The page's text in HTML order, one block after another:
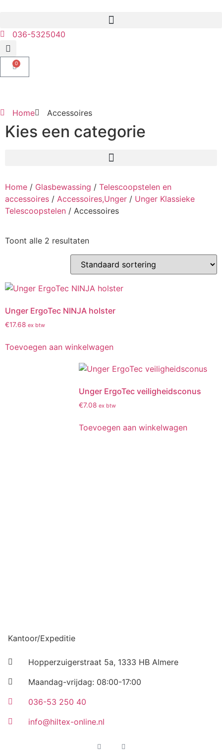
036-5325040
0
Home Accessoires
Kies een categorie
Home / Glasbewassing / Telescoopstelen en
accessoires / Accessoires,Unger / Unger Klassieke
Telescoopstelen / Accessoires
Toont alle 2 resultaten
Unger ErgoTec NINJA holster
€17.68 ex btw
Toevoegen aan winkelwagen
Unger ErgoTec veiligheidsconus
€7.08 ex btw
Toevoegen aan winkelwagen
Kantoor/Expeditie
Hopperzuigerstraat 5a, 1333 HB Almere
Maandag-vrijdag: 08:00-17:00
036-53 250 40
info@hiltex-online.nl